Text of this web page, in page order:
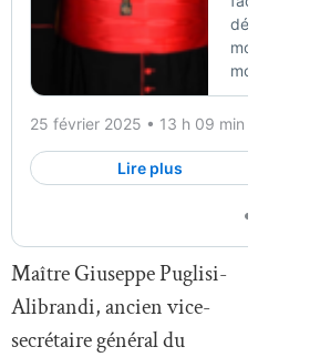
Maître Giuseppe Puglisi-
Alibrandi, ancien vice-
secrétaire général du